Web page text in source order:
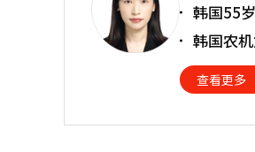
韩国55
韩国农
查看更多